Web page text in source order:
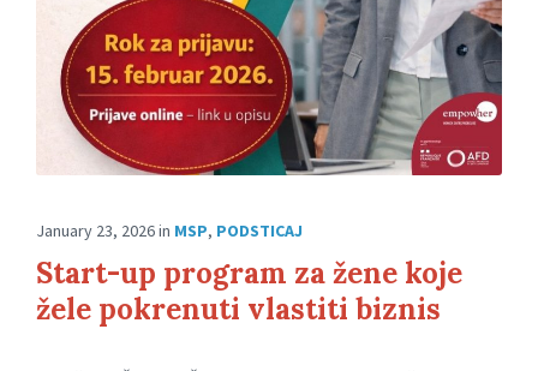
January 23, 2026in MSP, PODSTICAJ
Start-up program za žene koje
žele pokrenuti vlastiti biznis